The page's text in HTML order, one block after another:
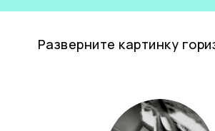
Разверните картинку